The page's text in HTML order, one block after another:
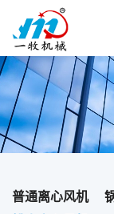
普通离心风机